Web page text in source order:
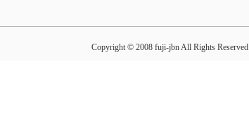
Copyright © 2008 fuji-jbn All Rights Reserved.